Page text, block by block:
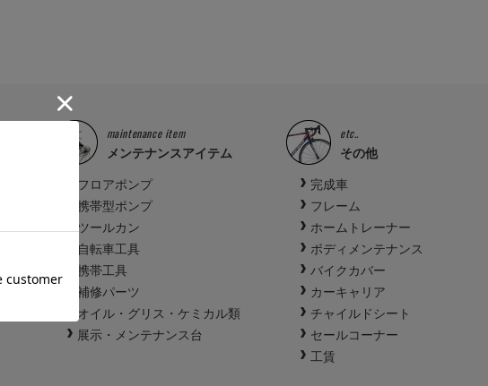
maintenance item
メンテナンスアイテム
フロアポンプ
携帯型ポンプ
ツールカン
自転車工具
携帯工具
補修パーツ
オイル・グリス・ケミカル類
展示・メンテナンス台
etc..
その他
完成車
フレーム
ホームトレーナー
ボディメンテナンス
バイクカバー
カーキャリア
チャイルドシート
セールコーナー
工賃